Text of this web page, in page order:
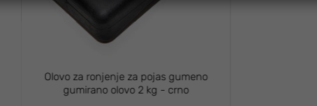
Olovo za ronjenje za pojas gumeno
gumirano olovo 2 kg - crno